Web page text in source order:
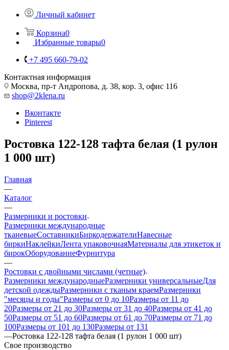
Личный кабинет
Корзина0
Избранные товары0
+7 495 660-79-02
Контактная информация
Москва, пр-т Андропова, д. 38, кор. 3, офис 116
shop@2klena.ru
Вконтакте
Pinterest
Ростовка 122-128 тафта белая (1 рулон
1 000 шт)
Главная
—
Каталог
—
Размерники и ростовки
Размерники международные
тканевыеСоставникиБиркодержателиНавесные
биркиНаклейкиЛента упаковочнаяМатериалы для этикеток и
бирокОборудованиеФурнитура
—
Ростовки с двойными числами (четные)
Размерники международныеРазмерники универсальныеДля
детской одеждыРазмерники с тканым краемРазмерники
"месяцы и годы"Размеры от 0 до 10Размеры от 11 до
20Размеры от 21 до 30Размеры от 31 до 40Размеры от 41 до
50Размеры от 51 до 60Размеры от 61 до 70Размеры от 71 до
100Размеры от 101 до 130Размеры от 131
—Ростовка 122-128 тафта белая (1 рулон 1 000 шт)
Свое производство